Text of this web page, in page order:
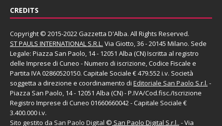
CREDITS
Copyright © 2015-2022 Gazzetta D'Alba. All Rights Reserved.
ST PAULS INTERNATIONAL S.R.L. Via Giotto, 36 - 20145 Milano. Sede
Legale: Piazza San Paolo, 14 - 12051 Alba (CN) Iscritta al registro
delle Imprese di Cuneo - Numero di iscrizione, Codice Fiscale e
Partita IVA 02860520150. Capitale Sociale € 479.552 i.v. Società
soggetta a direzione e coordinamento di Editoriale San Paolo S.r.l. -
Piazza San Paolo, 14 - 12051 Alba (CN) - P.IVA/Cod.fisc./Iscrizione
Registro Imprese di Cuneo 01660660042 - Capitale Sociale €
3.400.000 i.v.
Sito gestito da San Paolo Digital © San Paolo Digital S.r.l., - Via